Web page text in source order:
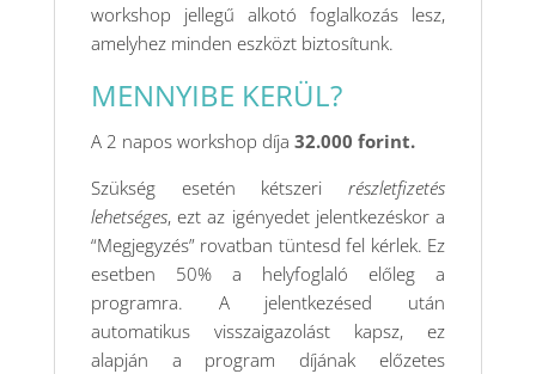
workshop jellegű alkotó foglalkozás lesz,
amelyhez minden eszközt biztosítunk.
MENNYIBE KERÜL?
A 2 napos workshop díja 32.000 forint.
Szükség esetén kétszerirészletfizetés
lehetséges, ezt az igényedet jelentkezéskor a
“Megjegyzés” rovatban tüntesd fel kérlek. Ez
esetben 50% a helyfoglaló előleg a
programra. A jelentkezésed után
automatikus visszaigazolást kapsz, ez
alapján a program díjának előzetes